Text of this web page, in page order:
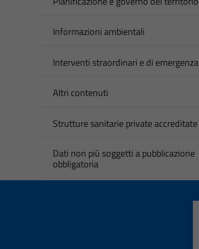
Informazioni ambientali
Interventi straordinari e di emergenza
Altri contenuti
Strutture sanitarie private accreditate
Dati non più soggetti a pubblicazione
obbligatoria